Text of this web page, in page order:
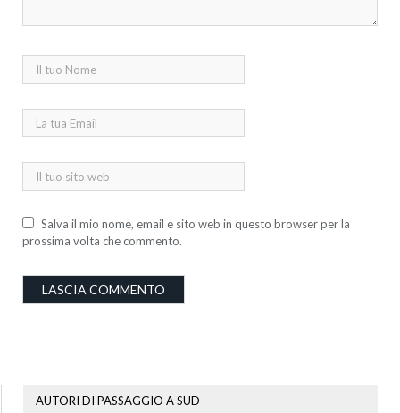
Salva il mio nome, email e sito web in questo browser per la
prossima volta che commento.
AUTORI DI PASSAGGIO A SUD